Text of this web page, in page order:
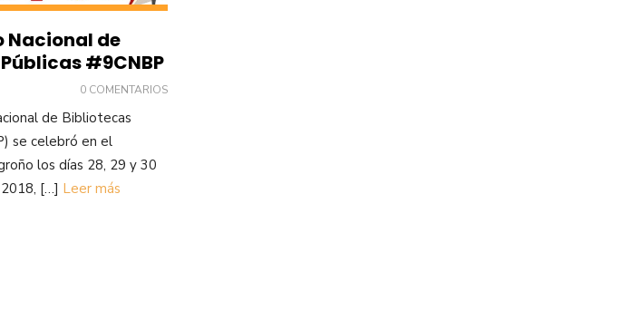
Nacional de
#9CNBP
0 COMENTARIOS
de Bibliotecas
se celebró en el
los días 28, 29 y 30
[…] Leer más